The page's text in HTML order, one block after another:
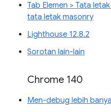
Tab Elemen > Tata
tata letak masonry
Lighthouse 12.8.2
Sorotan lain-lain
Chrome 140
Men-debug lebih